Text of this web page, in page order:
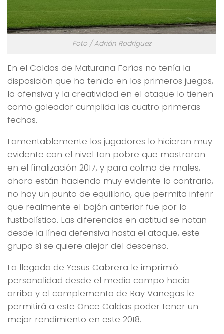
Foto / Adrián Rodríguez
En el Caldas de Maturana Farías no tenía la
disposición que ha tenido en los primeros juegos,
la ofensiva y la creatividad en el ataque lo tienen
como goleador cumplida las cuatro primeras
fechas.
Lamentablemente los jugadores lo hicieron muy
evidente con el nivel tan pobre que mostraron
en el finalización 2017, y para colmo de males,
ahora están haciendo muy evidente lo contrario,
no hay un punto de equilibrio, que permita inferir
que realmente el bajón anterior fue por lo
fustbolístico. Las diferencias en actitud se notan
desde la línea defensiva hasta el ataque, este
grupo sí se quiere alejar del descenso.
La llegada de Yesus Cabrera le imprimió
personalidad desde el medio campo hacia
arriba y el complemento de Ray Vanegas le
permitirá a este Once Caldas poder tener un
mejor rendimiento en este 2018.